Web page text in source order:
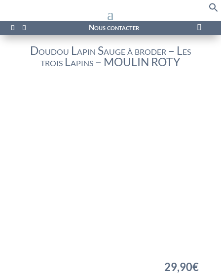
Nous contacter 
Doudou Lapin Sauge à broder – Les
trois Lapins – MOULIN ROTY
29,90€